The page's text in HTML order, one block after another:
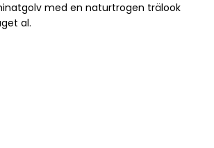
med en naturtrogen trälook
al.